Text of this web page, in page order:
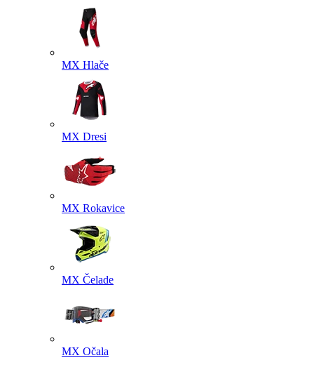
MX Hlače
MX Dresi
MX Rokavice
MX Čelade
MX Očala